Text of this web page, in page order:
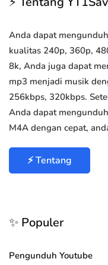
Anda dapat
kualitas 240p, 360p,
8k, Anda juga dapat
mp3 menjadi musik
256kbps, 320kbps.
Anda dapat
M4A dengan cepat,
⚡ Tentang
✨ Populer
Pengunduh Youtube